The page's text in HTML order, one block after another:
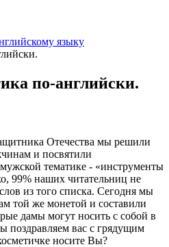
языку
по-английски.
Отечества мы решили
и посвятили
тематике - «инструменты
99% наших читательниц не
из того списка. Сегодня мы
той же монетой и составили
дамы могут носить с собой в
вас с грядущим
носите Вы?